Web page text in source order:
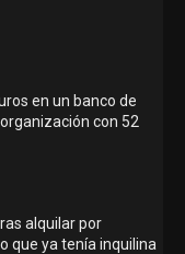
en un banco de
con 52
alquilar por
que ya tenía inquilina